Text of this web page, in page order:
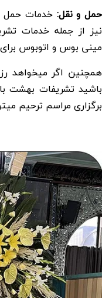
حمل و نقل: خدمات حمل و
نیز از جمله خدمات
مینی بوس و اتوبوس
همچنین اگر میخواهد
برگزاری مراسم ترحیم